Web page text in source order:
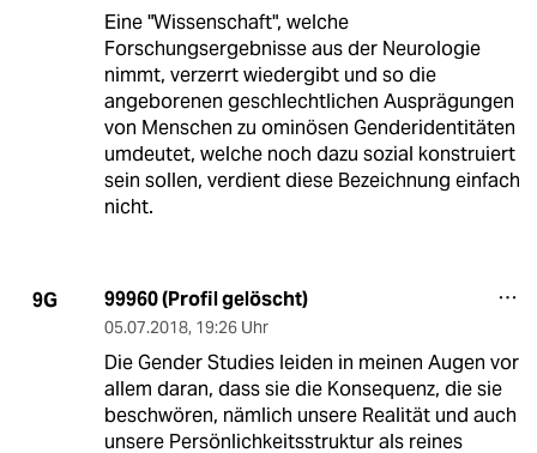
Eine "Wissenschaft", welche
Forschungsergebnisse aus der Neurologie
nimmt, verzerrt wiedergibt und so die
angeborenen geschlechtlichen Ausprägungen
von Menschen zu ominösen Genderidentitäten
umdeutet, welche noch dazu sozial konstruiert
sein sollen, verdient diese Bezeichnung einfach
nicht.
9G 99960 (Profil gelöscht)
05.07.2018, 19:26 Uhr
Die Gender Studies leiden in meinen Augen vor
allem daran, dass sie die Konsequenz, die sie
beschwören, nämlich unsere Realität und auch
unsere Persönlichkeitsstruktur als reines